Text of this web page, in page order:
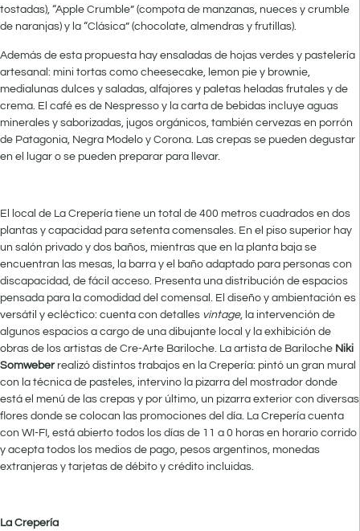
tostadas), “Apple Crumble” (compota de manzanas, nueces y crumble
de naranjas) y la “Clásica” (chocolate, almendras y frutillas).
Además de esta propuesta hay ensaladas de hojas verdes y pastelería
artesanal: mini tortas como cheesecake, lemon pie y brownie,
medialunas dulces y saladas, alfajores y paletas heladas frutales y de
crema. El café es de Nespresso y la carta de bebidas incluye aguas
minerales y saborizadas, jugos orgánicos, también cervezas en porrón
de Patagonia, Negra Modelo y Corona. Las crepas se pueden degustar
en el lugar o se pueden preparar para llevar.
El local de La Crepería tiene un total de 400 metros cuadrados en dos
plantas y capacidad para setenta comensales. En el piso superior hay
un salón privado y dos baños, mientras que en la planta baja se
encuentran las mesas, la barra y el baño adaptado para personas con
discapacidad, de fácil acceso. Presenta una distribución de espacios
pensada para la comodidad del comensal. El diseño y ambientación es
versátil y ecléctico: cuenta con detalles vintage, la intervención de
algunos espacios a cargo de una dibujante local y la exhibición de
obras de los artistas de Cre-Arte Bariloche. La artista de Bariloche Niki
Somweberrealizó distintos trabajos en la Crepería: pintó un gran mural
con la técnica de pasteles, intervino la pizarra del mostrador donde
está el menú de las crepas y por último, un pizarra exterior con diversas
flores donde se colocan las promociones del día. La Crepería cuenta
con WI-FI, está abierto todos los días de 11 a 0 horas en horario corrido
y acepta todos los medios de pago, pesos argentinos, monedas
extranjeras y tarjetas de débito y crédito incluidas.
La Crepería